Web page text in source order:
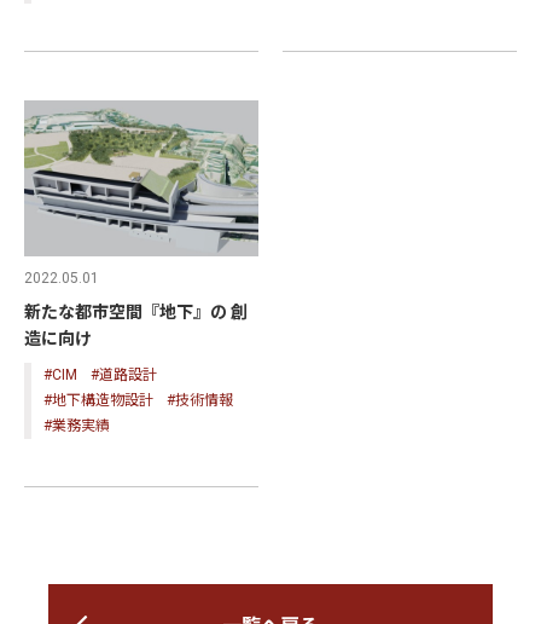
2022.05.01
新たな都市空間『地下』の 創
造に向け
#CIM
#道路設計
#地下構造物設計
#技術情報
#業務実績